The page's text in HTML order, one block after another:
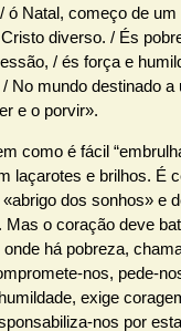
ó Natal, começo de
diverso. / És
/ és força e
No mundo destinado
e o porvir».
como é fácil
laçarotes e brilhos. É
dos sonhos» e
Mas o coração deve
há pobreza,
nos, pede-
exige
nos por